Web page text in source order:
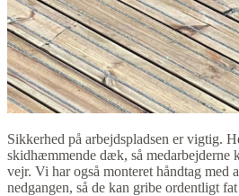
Sikkerhed på arbejdspladsen er vigtig.
skidhæmmende dæk, så medarbejderne
vejr. Vi har også monteret håndtag med
nedgangen, så de kan gribe ordentligt